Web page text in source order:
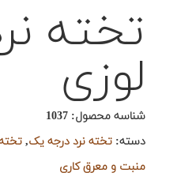
تخته
لوزی
شناسه محصول: 1037
دسته: تخته نرد درجه یک,
منبت و معرق کاری